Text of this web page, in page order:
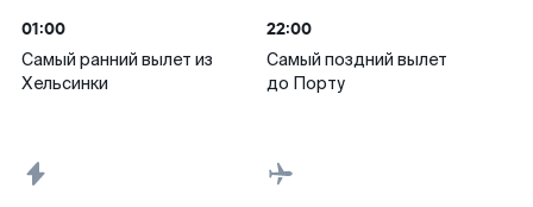
01:00
Самый ранний вылет из
Хельсинки
22:00
Самый поздний вылет
до Порту